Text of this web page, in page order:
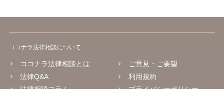
ココナラ法律相談について
ココナラ法律相談とは
法律Q&A
ご意見・ご要望
利用規約